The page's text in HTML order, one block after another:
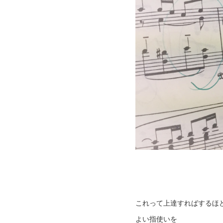
これって上達すればするほ
よい指使いを